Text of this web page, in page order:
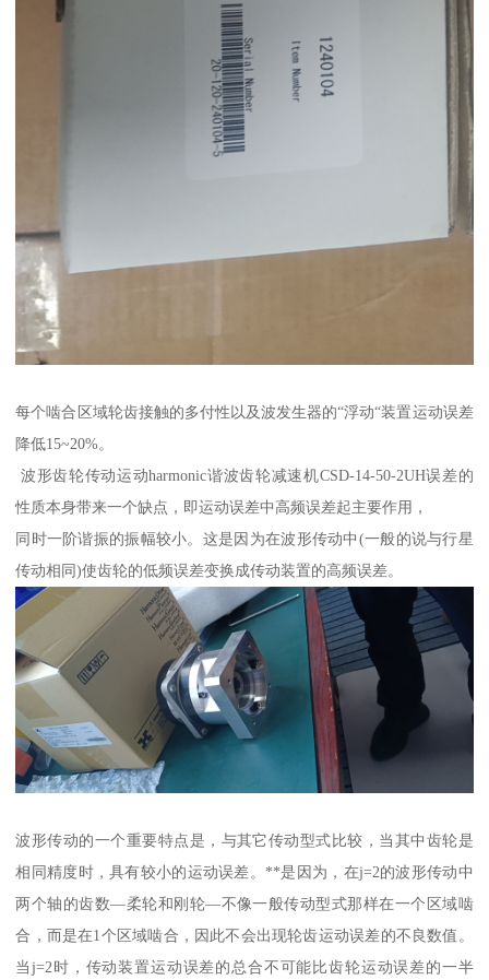
每个啮合区域轮齿接触的多付性以及波发生器的“浮动“装置运动误差
降低15~20%。
波形齿轮传动运动harmonic谐波齿轮减速机CSD-14-50-2UH误差的
性质本身带来一个缺点，即运动误差中高频误差起主要作用，
同时一阶谐振的振幅较小。这是因为在波形传动中(一般的说与行星
传动相同)使齿轮的低频误差变换成传动装置的高频误差。
波形传动的一个重要特点是，与其它传动型式比较，当其中齿轮是
相同精度时，具有较小的运动误差。**是因为，在j=2的波形传动中
两个轴的齿数—柔轮和刚轮—不像一般传动型式那样在一个区域啮
合，而是在1个区域啮合，因此不会出现轮齿运动误差的不良数值。
当j=2时，传动装置运动误差的总合不可能比齿轮运动误差的一半